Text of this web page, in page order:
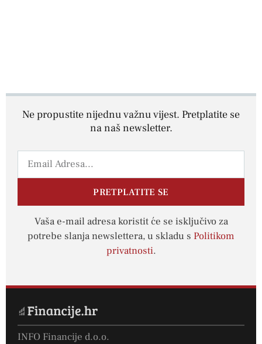
Ne propustite nijednu važnu vijest. Pretplatite se
na naš newsletter.
PRETPLATITE SE
Vaša e-mail adresa koristit će se isključivo za
potrebe slanja newslettera, u skladu s Politikom
privatnosti.
INFO Financije d.o.o.